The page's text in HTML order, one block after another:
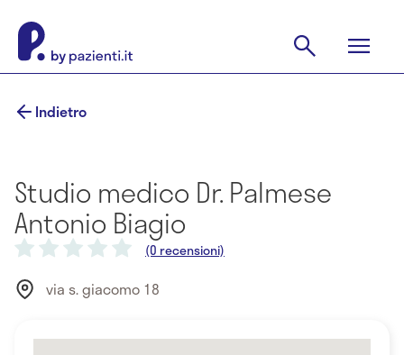
Indietro
Studio medico Dr. Palmese
Antonio Biagio
(0 recensioni)
via s. giacomo 18